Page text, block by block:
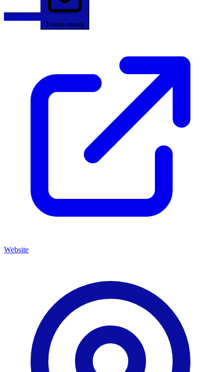
Sună acum
Trimite mesaj
Website